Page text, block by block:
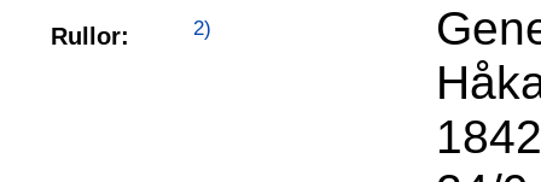
Rullor: 2)